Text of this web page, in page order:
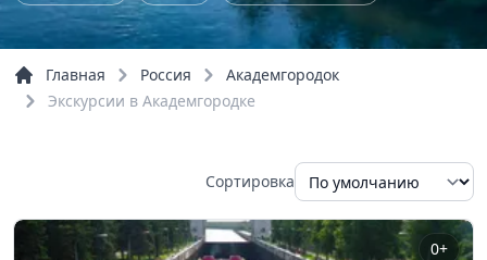
Культурно-исторические
Мастер-класс
По городу
По области
Главная Россия
Академгородок
Экскурсии в Академгородке
Сортировка
0+